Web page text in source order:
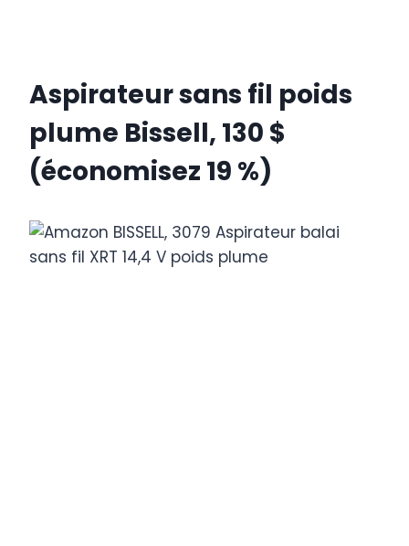
Aspirateur sans fil poids
plume Bissell, 130 $
(économisez 19 %)